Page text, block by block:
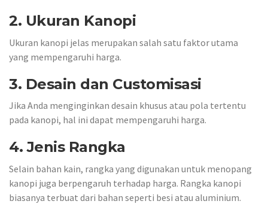
2. Ukuran Kanopi
Ukuran kanopi jelas merupakan salah satu faktor utama
yang mempengaruhi harga.
3. Desain dan Customisasi
Jika Anda menginginkan desain khusus atau pola tertentu
pada kanopi, hal ini dapat mempengaruhi harga.
4. Jenis Rangka
Selain bahan kain, rangka yang digunakan untuk menopang
kanopi juga berpengaruh terhadap harga. Rangka kanopi
biasanya terbuat dari bahan seperti besi atau aluminium.